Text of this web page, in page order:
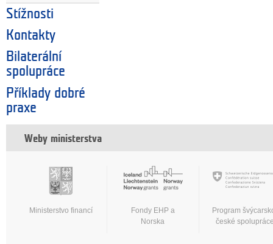
Stížnosti
Kontakty
Bilaterální
spolupráce
Příklady dobré
praxe
Weby ministerstva
Ministerstvo financí
Fondy EHP a
Norska
Program
české